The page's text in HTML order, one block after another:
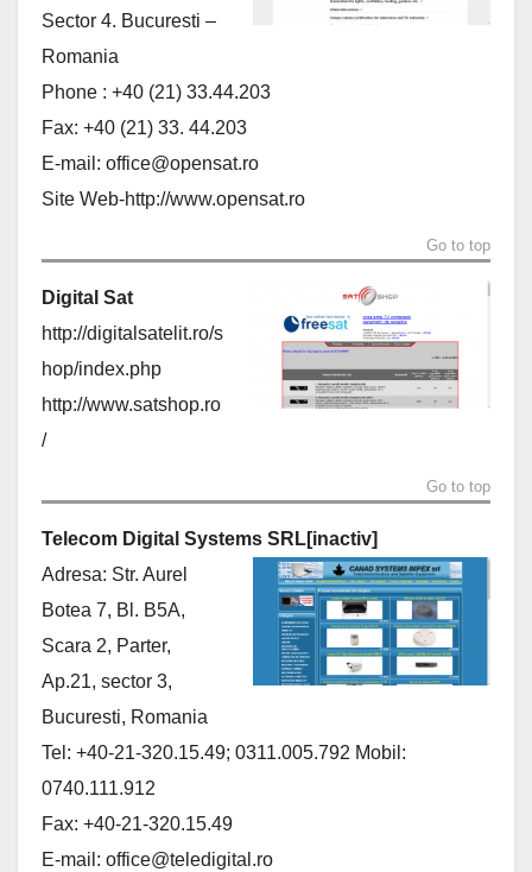
Sector 4. Bucuresti –
Romania
Phone : +40 (21) 33.44.203
Fax: +40 (21) 33. 44.203
E-mail: office@opensat.ro
Site Web-http://www.opensat.ro
Go to top
Digital Sat
http://digitalsatelit.ro/s
hop/index.php
http://www.satshop.ro
/
Go to top
Telecom Digital Systems SRL[inactiv]
Adresa: Str. Aurel
Botea 7, Bl. B5A,
Scara 2, Parter,
Ap.21, sector 3,
Bucuresti, Romania
Tel: +40-21-320.15.49; 0311.005.792 Mobil:
0740.111.912
Fax: +40-21-320.15.49
E-mail: office@teledigital.ro